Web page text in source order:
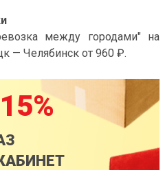
между городами" на
— Челябинск от 960 ₽.